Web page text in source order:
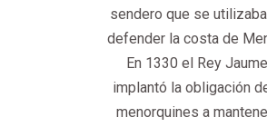
sendero que se
defender la costa de
En 1330 el Rey
implantó la obligación
menorquines a